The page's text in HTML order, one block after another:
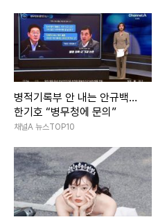
병적기록부 안 내는 안규백…
한기호 “병무청에 문의”
채널A 뉴스TOP10